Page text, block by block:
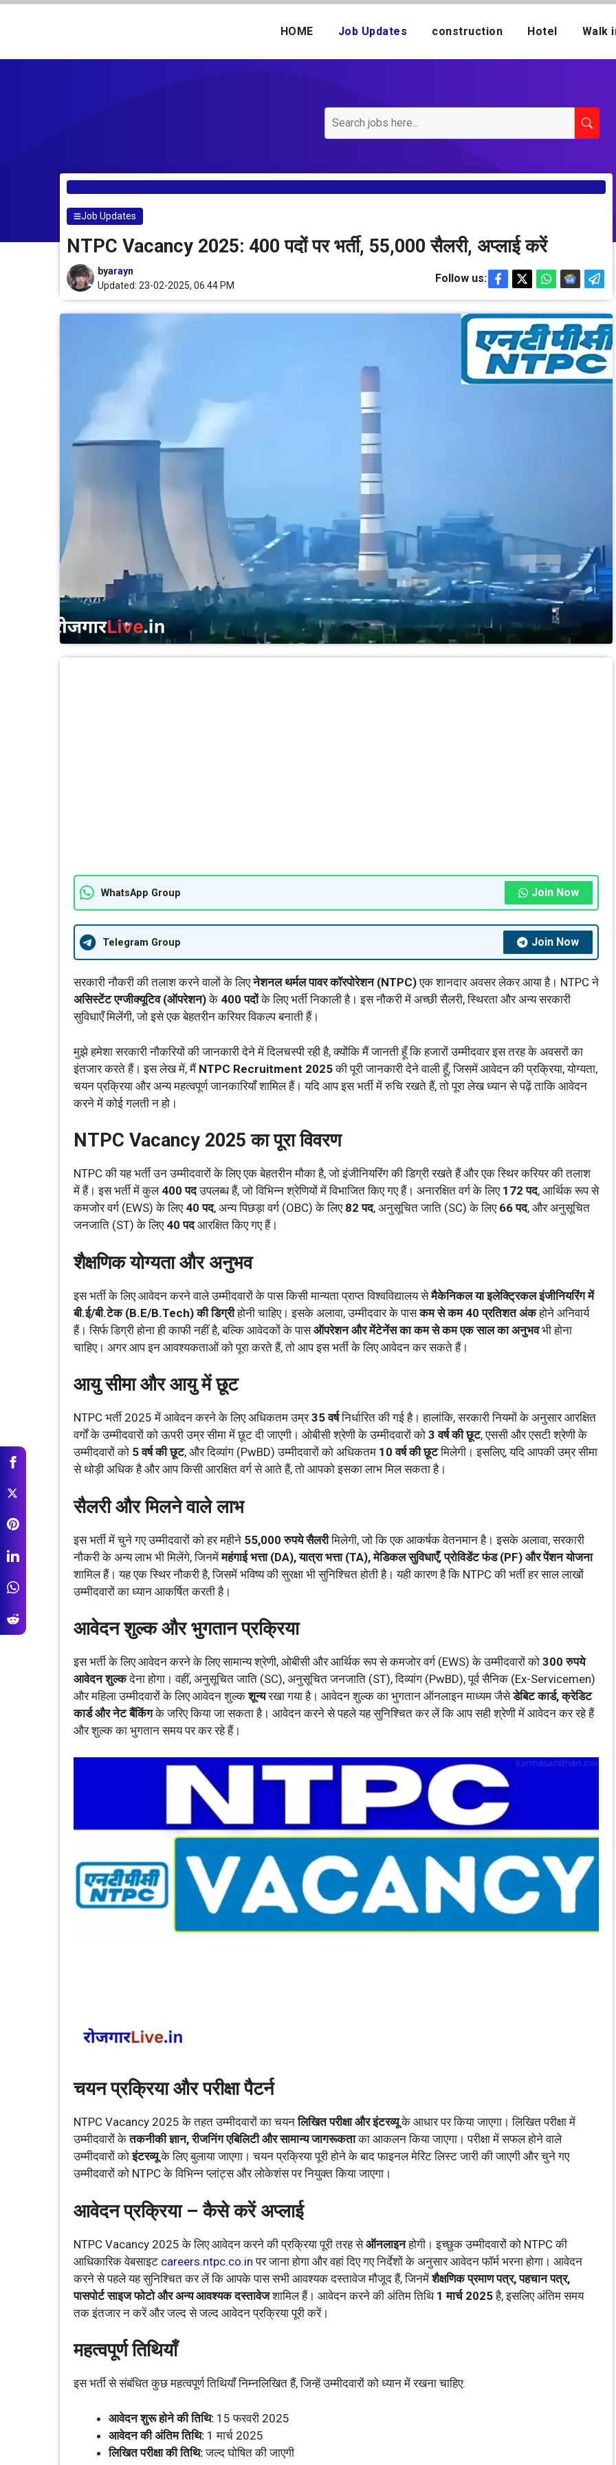
Skip
HOME Job Updates construction Hotel Walk
Job Updates
NTPC Vacancy 2025: 400 पदों पर भर्ती, 55,000 सैलरी, अप्लाई करें
byarayn
Updated: 23-02-2025, 06.44 PM
Follow us:
WhatsApp Group Join Now
Telegram Group Join Now
सरकारी नौकरी की तलाश करने वालों के लिएनेशनल थर्मल पावर कॉरपोरेशन (NTPC)एक शानदार अवसर लेकर आया है। NTPC ने
असिस्टेंट एग्जीक्यूटिव (ऑपरेशन)के 400 पदोंके लिए भर्ती निकाली है। इस नौकरी में अच्छी सैलरी, स्थिरता और अन्य सरकारी
सुविधाएँ मिलेंगी, जो इसे एक बेहतरीन करियर विकल्प बनाती हैं।
मुझे हमेशा सरकारी नौकरियों की जानकारी देने में दिलचस्पी रही है, क्योंकि मैं जानती हूँ कि हजारों उम्मीदवार इस तरह के अवसरों का
इंतजार करते हैं। इस लेख में, मैं NTPC Recruitment 2025की पूरी जानकारी देने वाली हूँ, जिसमें आवेदन की प्रक्रिया, योग्यता,
चयन प्रक्रिया और अन्य महत्वपूर्ण जानकारियाँ शामिल हैं। यदि आप इस भर्ती में रुचि रखते हैं, तो पूरा लेख ध्यान से पढ़ें ताकि आवेदन
करने में कोई गलती न हो।
NTPC Vacancy 2025 का पूरा विवरण
NTPC की यह भर्ती उन उम्मीदवारों के लिए एक बेहतरीन मौका है, जो इंजीनियरिंग की डिग्री रखते हैं और एक स्थिर करियर की तलाश
में हैं। इस भर्ती में कुल 400 पदउपलब्ध हैं, जो विभिन्न श्रेणियों में विभाजित किए गए हैं। अनारक्षित वर्ग के लिए 172 पद, आर्थिक रूप से
कमजोर वर्ग (EWS) के लिए 40 पद, अन्य पिछड़ा वर्ग (OBC) के लिए 82 पद, अनुसूचित जाति (SC) के लिए 66 पद, और अनुसूचित
जनजाति (ST) के लिए 40 पदआरक्षित किए गए हैं।
शैक्षणिक योग्यता और अनुभव
इस भर्ती के लिए आवेदन करने वाले उम्मीदवारों के पास किसी मान्यता प्राप्त विश्वविद्यालय सेमैकेनिकल या इलेक्ट्रिकल इंजीनियरिंग में
बी.ई/बी.टेक (B.E/B.Tech) की डिग्रीहोनी चाहिए। इसके अलावा, उम्मीदवार के पासकम से कम 40 प्रतिशत अंकहोने अनिवार्य
हैं। सिर्फ डिग्री होना ही काफी नहीं है, बल्कि आवेदकों के पासऑपरेशन और मेंटेनेंस का कम से कम एक साल का अनुभवभी होना
चाहिए। अगर आप इन आवश्यकताओं को पूरा करते हैं, तो आप इस भर्ती के लिए आवेदन कर सकते हैं।
आयु सीमा और आयु में छूट
NTPC भर्ती 2025 में आवेदन करने के लिए अधिकतम उम्र35 वर्षनिर्धारित की गई है। हालांकि, सरकारी नियमों के अनुसार आरक्षित
वर्गों के उम्मीदवारों को ऊपरी उम्र सीमा में छूट दी जाएगी। ओबीसी श्रेणी के उम्मीदवारों को 3 वर्ष की छूट, एससी और एसटी श्रेणी के
उम्मीदवारों को 5 वर्ष की छूट, और दिव्यांग (PwBD) उम्मीदवारों को अधिकतम 10 वर्ष की छूटमिलेगी। इसलिए, यदि आपकी उम्र सीमा
से थोड़ी अधिक है और आप किसी आरक्षित वर्ग से आते हैं, तो आपको इसका लाभ मिल सकता है।
सैलरी और मिलने वाले लाभ
इस भर्ती में चुने गए उम्मीदवारों को हर महीने 55,000 रुपये सैलरीमिलेगी, जो कि एक आकर्षक वेतनमान है। इसके अलावा, सरकारी
नौकरी के अन्य लाभ भी मिलेंगे, जिनमेंमहंगाई भत्ता (DA), यात्रा भत्ता (TA), मेडिकल सुविधाएँ, प्रोविडेंट फंड (PF) और पेंशन योजना
शामिल हैं। यह एक स्थिर नौकरी है, जिसमें भविष्य की सुरक्षा भी सुनिश्चित होती है। यही कारण है कि NTPC की भर्ती हर साल लाखों
उम्मीदवारों का ध्यान आकर्षित करती है।
आवेदन शुल्क और भुगतान प्रक्रिया
इस भर्ती के लिए आवेदन करने के लिए सामान्य श्रेणी, ओबीसी और आर्थिक रूप से कमजोर वर्ग (EWS) के उम्मीदवारों को 300 रुपये
आवेदन शुल्कदेना होगा। वहीं, अनुसूचित जाति (SC), अनुसूचित जनजाति (ST), दिव्यांग (PwBD), पूर्व सैनिक (Ex-Servicemen)
और महिला उम्मीदवारों के लिए आवेदन शुल्कशून्यरखा गया है। आवेदन शुल्क का भुगतान ऑनलाइन माध्यम जैसेडेबिट कार्ड, क्रेडिट
कार्ड और नेट बैंकिंगके जरिए किया जा सकता है। आवेदन करने से पहले यह सुनिश्चित कर लें कि आप सही श्रेणी में आवेदन कर रहे हैं
और शुल्क का भुगतान समय पर कर रहे हैं।
चयन प्रक्रिया और परीक्षा पैटर्न
NTPC Vacancy 2025 के तहत उम्मीदवारों का चयनलिखित परीक्षा और इंटरव्यूके आधार पर किया जाएगा। लिखित परीक्षा में
उम्मीदवारों केतकनीकी ज्ञान, रीजनिंग एबिलिटी और सामान्य जागरूकताका आकलन किया जाएगा। परीक्षा में सफल होने वाले
उम्मीदवारों कोइंटरव्यूके लिए बुलाया जाएगा। चयन प्रक्रिया पूरी होने के बाद फाइनल मेरिट लिस्ट जारी की जाएगी और चुने गए
उम्मीदवारों को NTPC के विभिन्न प्लांट्स और लोकेशंस पर नियुक्त किया जाएगा।
आवेदन प्रक्रिया – कैसे करें अप्लाई
NTPC Vacancy 2025 के लिए आवेदन करने की प्रक्रिया पूरी तरह सेऑनलाइनहोगी। इच्छुक उम्मीदवारों को NTPC की
आधिकारिक वेबसाइट careers.ntpc.co.in पर जाना होगा और वहां दिए गए निर्देशों के अनुसार आवेदन फॉर्म भरना होगा। आवेदन
करने से पहले यह सुनिश्चित कर लें कि आपके पास सभी आवश्यक दस्तावेज मौजूद हैं, जिनमेंशैक्षणिक प्रमाण पत्र, पहचान पत्र,
पासपोर्ट साइज फोटो और अन्य आवश्यक दस्तावेजशामिल हैं। आवेदन करने की अंतिम तिथि 1 मार्च 2025है, इसलिए अंतिम समय
तक इंतजार न करें और जल्द से जल्द आवेदन प्रक्रिया पूरी करें।
महत्वपूर्ण तिथियाँ
इस भर्ती से संबंधित कुछ महत्वपूर्ण तिथियाँ निम्नलिखित हैं, जिन्हें उम्मीदवारों को ध्यान में रखना चाहिए:
आवेदन शुरू होने की तिथि: 15 फरवरी 2025
आवेदन की अंतिम तिथि: 1 मार्च 2025
लिखित परीक्षा की तिथि:जल्द घोषित की जाएगी